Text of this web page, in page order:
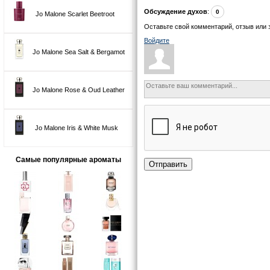
Jo Malone Scarlet Beetroot
Jo Malone Sea Salt & Bergamot
Jo Malone Rose & Oud Leather
Jo Malone Iris & White Musk
Самые популярные ароматы
Обсуждение духов: 0
Оставьте свой комментарий, отзыв или
Войдите
Отправить